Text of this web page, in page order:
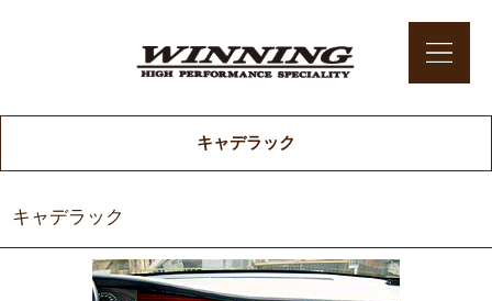
キャデラック
キャデラック